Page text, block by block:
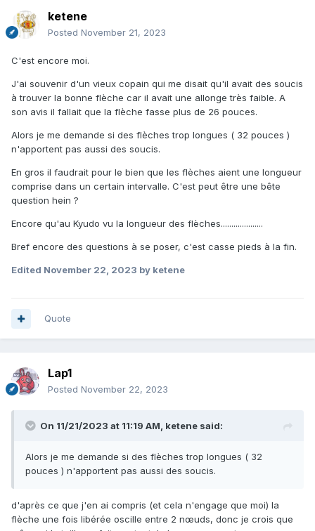
ketene
Posted November 21, 2023
C'est encore moi.
J'ai souvenir d'un vieux copain qui me disait qu'il avait des soucis
à trouver la bonne flèche car il avait une allonge très faible. A
son avis il fallait que la flèche fasse plus de 26 pouces.
Alors je me demande si des flèches trop longues ( 32 pouces )
n'apportent pas aussi des soucis.
En gros il faudrait pour le bien que les flèches aient une longueur
comprise dans un certain intervalle. C'est peut être une bête
question hein ?
Encore qu'au Kyudo vu la longueur des flèches....................
Bref encore des questions à se poser, c'est casse pieds à la fin.
Edited November 22, 2023 by ketene
Quote
Lap1
Posted November 22, 2023
On 11/21/2023 at 11:19 AM, ketene said:
Alors je me demande si des flèches trop longues ( 32
pouces ) n'apportent pas aussi des soucis.
d'après ce que j'en ai compris (et cela n'engage que moi) la
flèche une fois libérée oscille entre 2 nœuds, donc je crois que